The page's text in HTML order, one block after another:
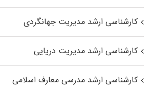
کارشناسی ارشد مدیریت جهانگردی
کارشناسی ارشد مدیریت دریایی
کارشناسی ارشد مدرسی معارف اسلامی